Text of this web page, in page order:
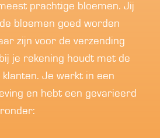
prachtige bloemen. Jij
bloemen goed worden
zijn voor de verzending
je rekening houdt met de
klanten. Je werkt in een
en hebt een gevarieerd